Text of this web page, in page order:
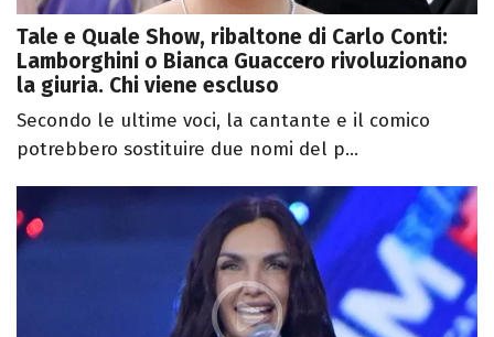
Tale e Quale Show, ribaltone di Carlo Conti:
Lamborghini o Bianca Guaccero rivoluzionano
la giuria. Chi viene escluso
Secondo le ultime voci, la cantante e il comico
potrebbero sostituire due nomi del p...